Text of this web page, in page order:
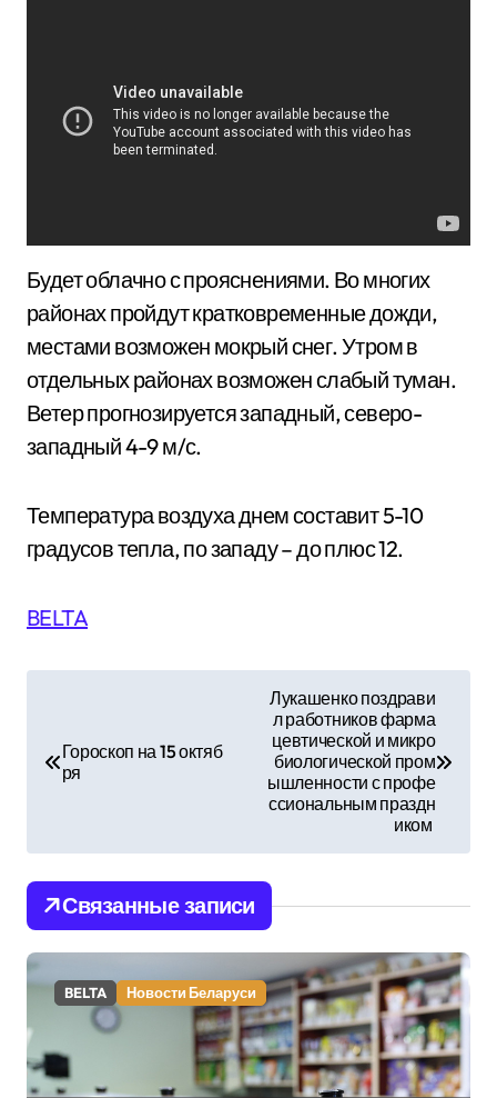
Будет облачно с прояснениями. Во многих
районах пройдут кратковременные дожди,
местами возможен мокрый снег. Утром в
отдельных районах возможен слабый туман.
Ветер прогнозируется западный, северо-
западный 4-9 м/с.
Температура воздуха днем составит 5-10
градусов тепла, по западу – до плюс 12.
BELTA
г
а
ц
я
Гороскоп на 15 октяб
ря
Лукашенко поздрави
л работников фарма
цевтической и микро
биологической пром
ышленности с профе
ссиональным праздн
иком
Связанные записи
BELTA Новости Беларуси